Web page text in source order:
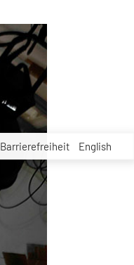
Barrierefreiheit English